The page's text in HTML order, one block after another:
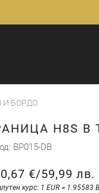
И БОРДО
H8S
BP015-DB
€/59,99 лв.
курс: 1 EUR = 1.95583